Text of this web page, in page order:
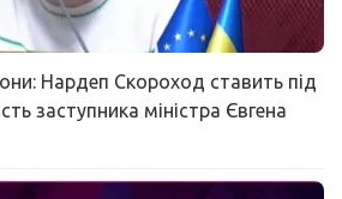
Нардеп Скороход ставить під
заступника міністра Євгена